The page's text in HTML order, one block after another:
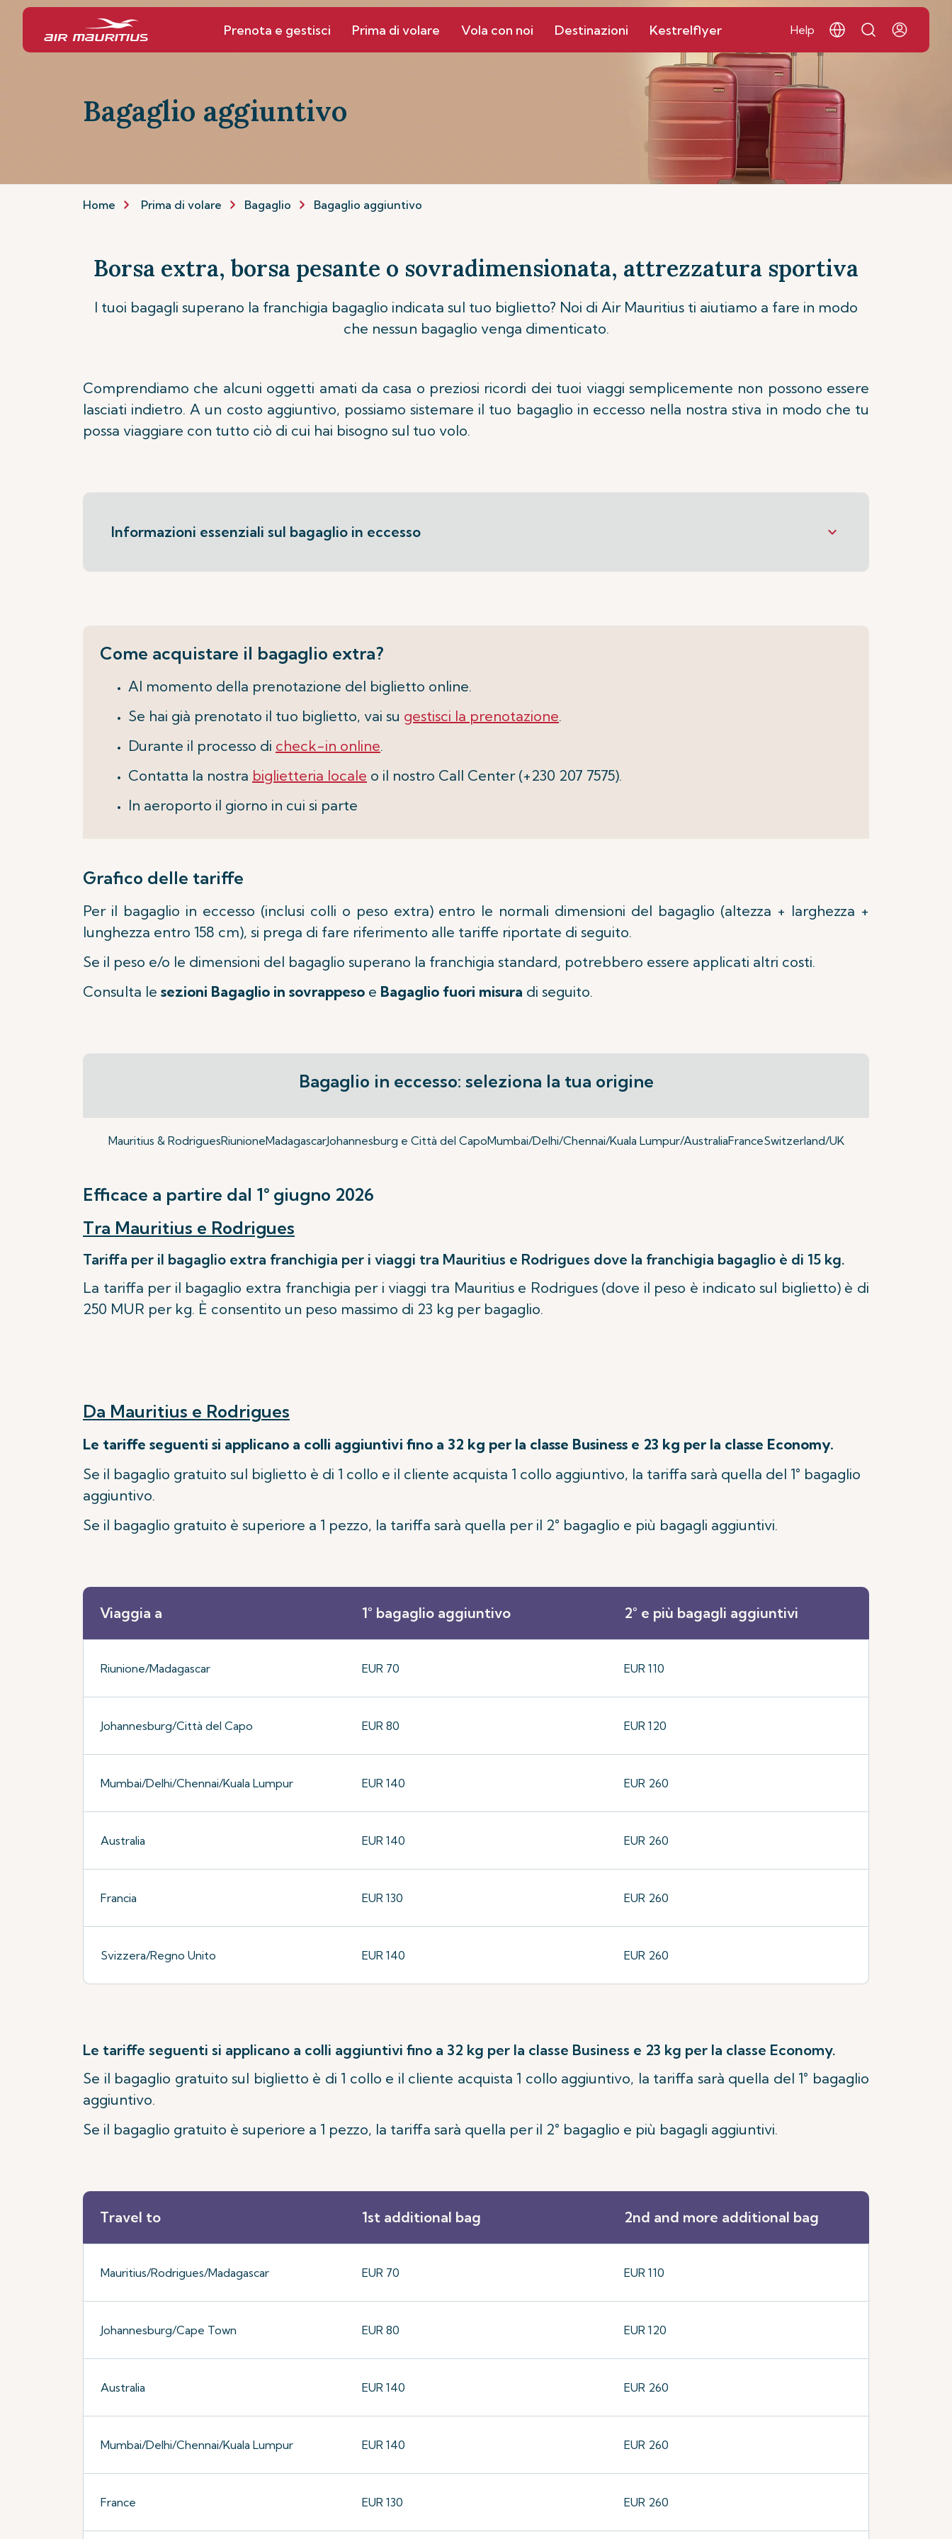
Prenota e gestisci Prima di volare Vola con noi Destinazioni Kestrelflyer Help
Bagaglio aggiuntivo
Home Prima di volare Bagaglio Bagaglio aggiuntivo
Borsa extra, borsa pesante o sovradimensionata, attrezzatura sportiva
I tuoi bagagli superano la franchigia bagaglio indicata sul tuo biglietto? Noi di Air Mauritius ti aiutiamo a fare in modo
che nessun bagaglio venga dimenticato.
Comprendiamo che alcuni oggetti amati da casa o preziosi ricordi dei tuoi viaggi semplicemente non possono essere
lasciati indietro. A un costo aggiuntivo, possiamo sistemare il tuo bagaglio in eccesso nella nostra stiva in modo che tu
possa viaggiare con tutto ciò di cui hai bisogno sul tuo volo.
Informazioni essenziali sul bagaglio in eccesso keyboard_arrow_down
Come acquistare il bagaglio extra?
Al momento della prenotazione del biglietto online.
Se hai già prenotato il tuo biglietto, vai su gestisci la prenotazione.
Durante il processo di check-in online.
Contatta la nostra biglietteria locale o il nostro Call Center (+230 207 7575).
In aeroporto il giorno in cui si parte
Grafico delle tariffe
Per il bagaglio in eccesso (inclusi colli o peso extra) entro le normali dimensioni del bagaglio (altezza + larghezza +
lunghezza entro 158 cm), si prega di fare riferimento alle tariffe riportate di seguito.
Se il peso e/o le dimensioni del bagaglio superano la franchigia standard, potrebbero essere applicati altri costi.
Consulta le sezioni Bagaglio in sovrappeso e Bagaglio fuori misura di seguito.
Bagaglio in eccesso: seleziona la tua origine
Mauritius & RodriguesRiunioneMadagascarJohannesburg e Città del CapoMumbai/Delhi/Chennai/Kuala Lumpur/AustraliaFranceSwitzerland/UK
Efficace a partire dal 1° giugno 2026
Tra Mauritius e Rodrigues
Tariffa per il bagaglio extra franchigia per i viaggi tra Mauritius e Rodrigues dove la franchigia bagaglio è di 15 kg.
La tariffa per il bagaglio extra franchigia per i viaggi tra Mauritius e Rodrigues (dove il peso è indicato sul biglietto) è di
250 MUR per kg. È consentito un peso massimo di 23 kg per bagaglio.
Da Mauritius e Rodrigues
Le tariffe seguenti si applicano a colli aggiuntivi fino a 32 kg per la classe Business e 23 kg per la classe Economy.
Se il bagaglio gratuito sul biglietto è di 1 collo e il cliente acquista 1 collo aggiuntivo, la tariffa sarà quella del 1° bagaglio
aggiuntivo.
Se il bagaglio gratuito è superiore a 1 pezzo, la tariffa sarà quella per il 2° bagaglio e più bagagli aggiuntivi.
Viaggia a 1° bagaglio aggiuntivo 2° e più bagagli aggiuntivi
Riunione/Madagascar EUR 70 EUR 110
Johannesburg/Città del Capo EUR 80 EUR 120
Mumbai/Delhi/Chennai/Kuala Lumpur EUR 140 EUR 260
Australia EUR 140 EUR 260
Francia EUR 130 EUR 260
Svizzera/Regno Unito EUR 140 EUR 260
Le tariffe seguenti si applicano a colli aggiuntivi fino a 32 kg per la classe Business e 23 kg per la classe Economy.
Se il bagaglio gratuito sul biglietto è di 1 collo e il cliente acquista 1 collo aggiuntivo, la tariffa sarà quella del 1° bagaglio
aggiuntivo.
Se il bagaglio gratuito è superiore a 1 pezzo, la tariffa sarà quella per il 2° bagaglio e più bagagli aggiuntivi.
Travel to 1st additional bag 2nd and more additional bag
Mauritius/Rodrigues/Madagascar EUR 70 EUR 110
Johannesburg/Cape Town EUR 80 EUR 120
Australia EUR 140 EUR 260
Mumbai/Delhi/Chennai/Kuala Lumpur EUR 140 EUR 260
France EUR 130 EUR 260